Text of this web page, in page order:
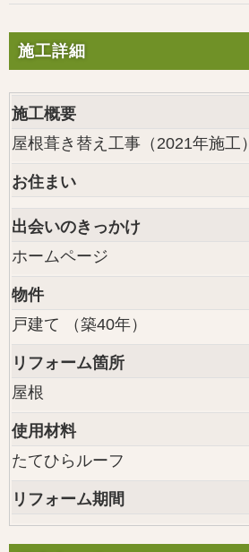
施工詳細
施工概要
屋根葺き替え工事（2021年施工）
お住まい
出会いのきっかけ
ホームページ
物件
戸建て （築40年）
リフォーム箇所
屋根
使用材料
たてひらルーフ
リフォーム期間